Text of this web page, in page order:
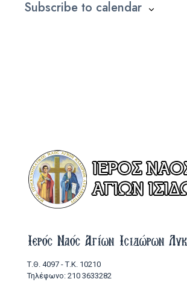
Subscribe to calendar
Ιερός Ναός Αγίων Ισιδώρων
Τ.Θ. 4097 - Τ.Κ. 10210
Τηλέφωνο: 210 3633282